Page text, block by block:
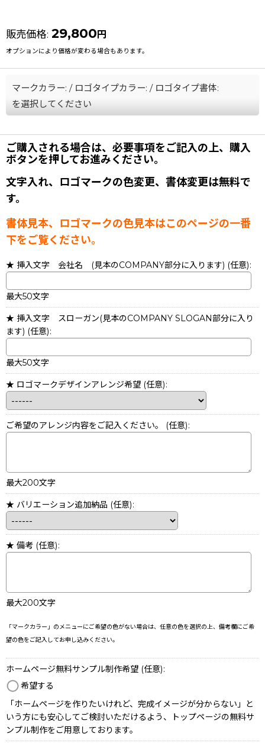
販売価格: 29,800 円
オプションにより価格が変わる場合もあります。
マークカラー: / ロゴタイプカラー: / ロゴタイプ書体:
を選択してください
ご購入される場合は、必要事項をご記入の上、購入
ボタンを押してお進みください。
文字入れ、ロゴマークの色変更、書体変更は無料で
す。
書体見本、ロゴマークの色見本はこのページの一番
下をご覧ください。
★ 挿入文字 会社名 (見本のCOMPANY部分に入ります) (任意):
最大50文字
★ 挿入文字 スローガン(見本のCOMPANY SLOGAN部分に入り
ます) (任意):
最大50文字
★ ロゴマークデザインアレンジ希望 (任意):
ご希望のアレンジ内容をご記入ください。 (任意):
最大200文字
★ バリエーション追加納品 (任意):
★ 備考 (任意):
最大200文字
「マークカラー」のメニューにご希望の色がない場合は、任意の色を選択の上、備考欄にご希
望の色をご記入してお申し込みください。
ホームページ無料サンプル制作希望 (任意):
希望する
「ホームページを作りたいけれど、完成イメージが分からない」と
いう方にも安心してご検討いただけるよう、トップページの無料サ
ンプル制作をご用意しております。